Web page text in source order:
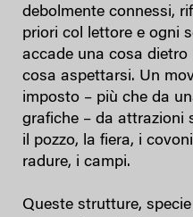
debolmente connessi,
priori col lettore e ogni
accade una cosa dietro
cosa aspettarsi. Un
imposto – più che da
grafiche – da attrazioni
il pozzo, la fiera, i
radure, i campi.
Queste strutture,